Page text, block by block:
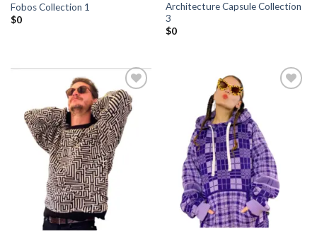
Fobos Collection 1
$0
Architecture Capsule Collection
3
$0
Añadir
lista de
deseos